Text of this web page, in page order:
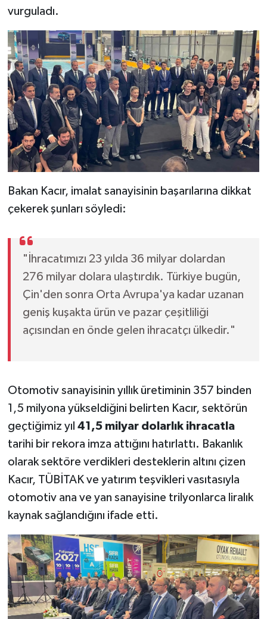
vurguladı.
Bakan Kacır, imalat sanayisinin başarılarına dikkat
çekerek şunları söyledi:
"İhracatımızı 23 yılda 36 milyar dolardan
276 milyar dolara ulaştırdık. Türkiye bugün,
Çin'den sonra Orta Avrupa'ya kadar uzanan
geniş kuşakta ürün ve pazar çeşitliliği
açısından en önde gelen ihracatçı ülkedir."
Otomotiv sanayisinin yıllık üretiminin 357 binden
1,5 milyona yükseldiğini belirten Kacır, sektörün
geçtiğimiz yıl 41,5 milyar dolarlık ihracatla
tarihi bir rekora imza attığını hatırlattı. Bakanlık
olarak sektöre verdikleri desteklerin altını çizen
Kacır, TÜBİTAK ve yatırım teşvikleri vasıtasıyla
otomotiv ana ve yan sanayisine trilyonlarca liralık
kaynak sağlandığını ifade etti.